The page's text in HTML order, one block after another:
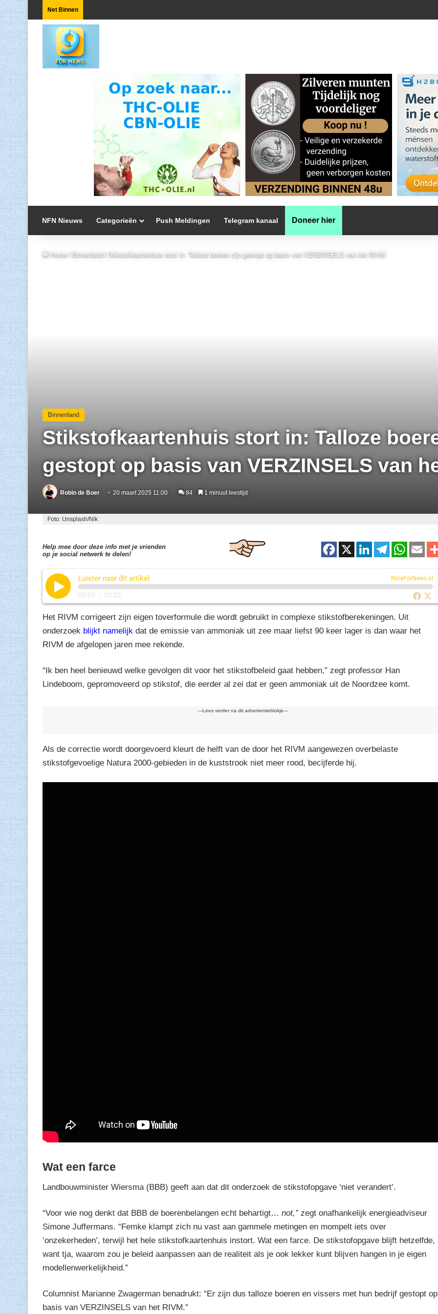
Net Binnen
NFN Nieuws Categorieën Push Meldingen Telegram kanaal Doneer hier
Home / Binnenland / Stikstofkaartenhuis stort in: Talloze boeren zijn gestopt op basis van VERZINSELS van het RIVM
Binnenland
Stikstofkaartenhuis stort in: Talloze
gestopt op basis van VERZINSELS van
Robin de Boer 20 maart 2025 11:00 84 1 minuut leestijd
Foto: Unsplash/Nik
Help mee door deze info met je vrienden
op je social netwerk te delen!
F
c
b
o
X
Li
k
dI
n
T
e
a
m
W
at
s
A
p
E
ail
Luister naar dit artikel NineForNews.nl
00:00 / 02:32
Het RIVM corrigeert zijn eigen toverformule die wordt gebruikt in complexe stikstofberekeningen. Uit
onderzoek blijkt namelijk dat de emissie van ammoniak uit zee maar liefst 90 keer lager is dan waar het
RIVM de afgelopen jaren mee rekende.
“Ik ben heel benieuwd welke gevolgen dit voor het stikstofbeleid gaat hebben,” zegt professor Han
Lindeboom, gepromoveerd op stikstof, die eerder al zei dat er geen ammoniak uit de Noordzee komt.
---Lees verder na dit advertentieblokje---
Als de correctie wordt doorgevoerd kleurt de helft van de door het RIVM aangewezen overbelaste
stikstofgevoelige Natura 2000-gebieden in de kuststrook niet meer rood, becijferde hij.
Wat een farce
Landbouwminister Wiersma (BBB) geeft aan dat dit onderzoek de stikstofopgave ‘niet verandert’.
“Voor wie nog denkt dat BBB de boerenbelangen echt behartigt… not,”zegt onafhankelijk energieadviseur
Simone Juffermans. “Femke klampt zich nu vast aan gammele metingen en mompelt iets over
‘onzekerheden’, terwijl het hele stikstofkaartenhuis instort. Wat een farce. De stikstofopgave blijft hetzelfde,
want tja, waarom zou je beleid aanpassen aan de realiteit als je ook lekker kunt blijven hangen in je eigen
modellenwerkelijkheid.”
Columnist Marianne Zwagerman benadrukt: “Er zijn dus talloze boeren en vissers met hun bedrijf gestopt op
basis van VERZINSELS van het RIVM.”